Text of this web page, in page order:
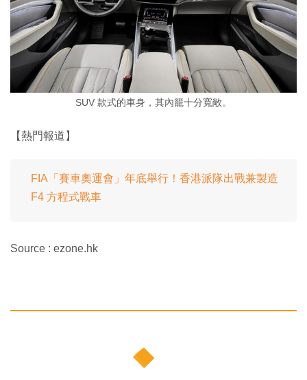
SUV 款式的車身，其內籠十分寬敞。
【熱門報道】
FIA「賽車奧運會」年底舉行！香港派隊出戰兼製造
F4 方程式戰車
Source : ezone.hk